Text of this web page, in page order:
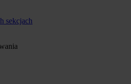
sekcjach